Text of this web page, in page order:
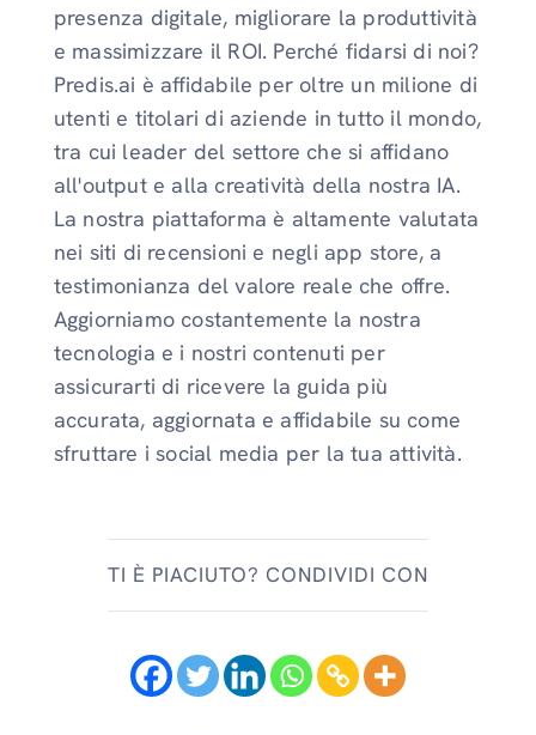
presenza digitale, migliorare la produttività
e massimizzare il ROI. Perché fidarsi di noi?
Predis.ai è affidabile per oltre un milione di
utenti e titolari di aziende in tutto il mondo,
tra cui leader del settore che si affidano
all'output e alla creatività della nostra IA.
La nostra piattaforma è altamente valutata
nei siti di recensioni e negli app store, a
testimonianza del valore reale che offre.
Aggiorniamo costantemente la nostra
tecnologia e i nostri contenuti per
assicurarti di ricevere la guida più
accurata, aggiornata e affidabile su come
sfruttare i social media per la tua attività.
TI È PIACIUTO? CONDIVIDI CON